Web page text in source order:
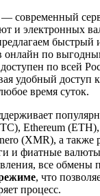
— современный
и электронных
быстрый
онлайн по
по всей
удобный доступ
время суток.
Ethereum
(XMR), а также
и фиатные
все обмены
, что
процесс.